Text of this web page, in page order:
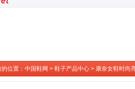
位置： 中国鞋网 > 鞋子产品中心 > 康奈女鞋时尚